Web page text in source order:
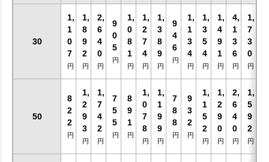
30
1,
1
0
7
円
1,
8
9
2
円
2,
6
4
0
円
9
0
5
円
1,
0
8
1
円
1,
2
7
4
円
1,
3
8
9
円
9
4
6
円
1,
1
3
4
円
1,
3
5
4
円
1,
4
9
1
円
4,
1
3
6
円
1,
7
3
0
円
50
8
2
2
円
1,
2
9
3
円
1,
7
4
2
円
7
5
5
円
8
9
1
円
1,
0
7
8
円
1,
1
9
9
円
7
8
8
円
9
3
2
円
1,
1
5
2
円
1,
2
9
0
円
2,
6
4
0
円
1,
5
9
2
円